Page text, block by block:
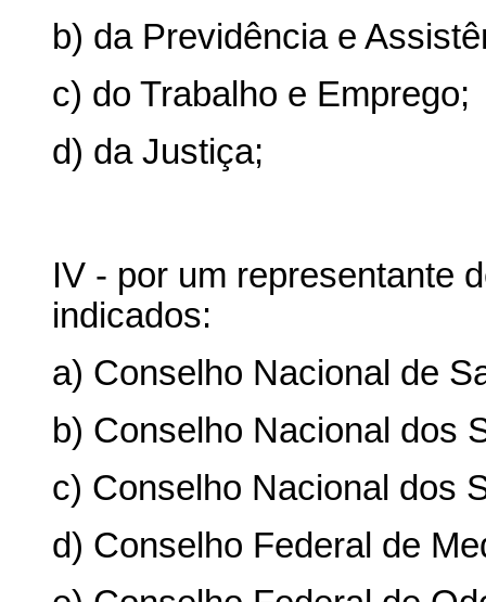
b) da Previdência e
c) do Trabalho e Emprego;
d) da Justiça;
IV - por um representante
indicados:
a) Conselho Nacional de
b) Conselho Nacional dos
c) Conselho Nacional dos
d) Conselho Federal de